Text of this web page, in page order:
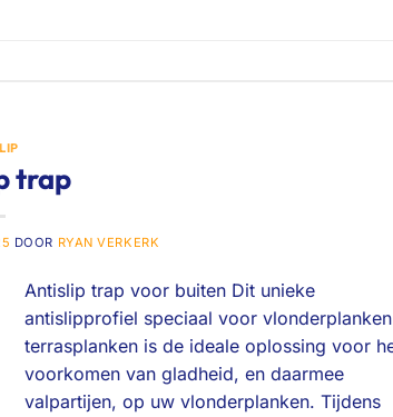
trap
DOOR RYAN VERKERK
Antislip trap voor buiten Dit unieke
antislipprofiel speciaal voor
terrasplanken is de ideale oplossing voor
voorkomen van gladheid, en daarmee
valpartijen, op uw vlonderplanken. Tijdens